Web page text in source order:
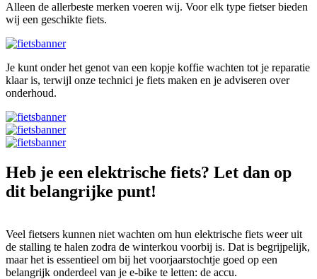
Alleen de allerbeste merken voeren wij. Voor elk type fietser bieden
wij een geschikte fiets.
Je kunt onder het genot van een kopje koffie wachten tot je reparatie
klaar is, terwijl onze technici je fiets maken en je adviseren over
onderhoud.
Heb je een elektrische fiets? Let dan op
dit belangrijke punt!
Veel fietsers kunnen niet wachten om hun elektrische fiets weer uit
de stalling te halen zodra de winterkou voorbij is. Dat is begrijpelijk,
maar het is essentieel om bij het voorjaarstochtje goed op een
belangrijk onderdeel van je e-bike te letten: de accu.